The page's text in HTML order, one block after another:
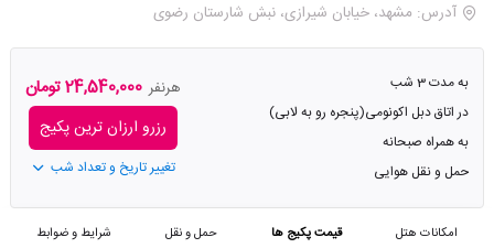
آدرس: مشهد، خیابان شیرازی، نبش شارستان رضوی
به مدت 3 شب
در اتاق دبل اکونومی(پنجره رو به لابی)
به همراه صبحانه
حمل و نقل هوایی
هرنفر 24,540,000 تومان
رزرو ارزان ترین پکیج
تغییر تاریخ و تعداد شب
امکانات هتل قیمت پکیج ها حمل و نقل شرایط و ضوابط